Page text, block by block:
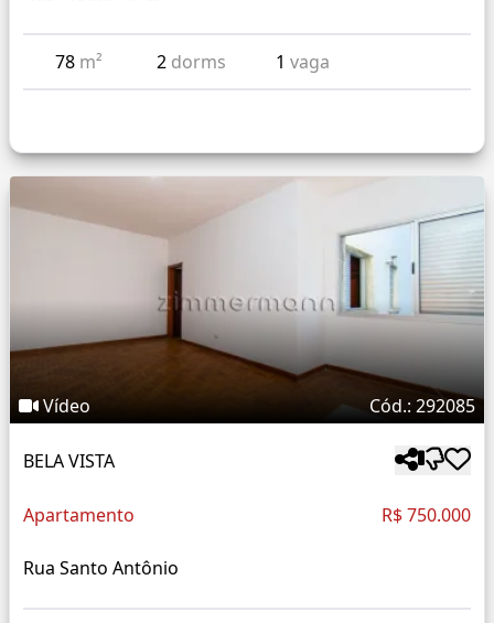
78 m² 2 dorms 1vaga
Vídeo Cód.: 292085
BELA VISTA
Apartamento R$ 750.000
Rua Santo Antônio